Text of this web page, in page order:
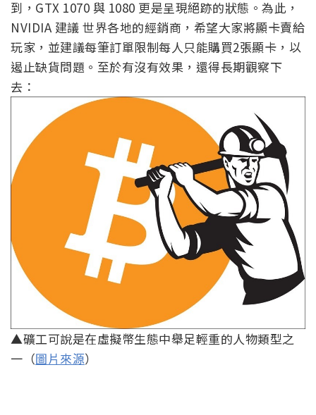
到，GTX 1070 與 1080 更是呈現絕跡的狀態。為此，
NVIDIA 建議 世界各地的經銷商，希望大家將顯卡賣給
玩家，並建議每筆訂單限制每人只能購買2張顯卡，以
遏止缺貨問題。至於有沒有效果，還得長期觀察下
去：
▲礦工可說是在虛擬幣生態中舉足輕重的人物類型之
一（圖片來源）